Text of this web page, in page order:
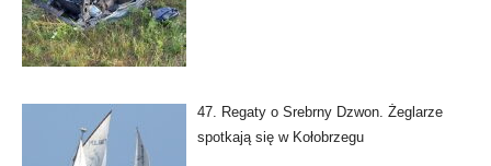
47. Regaty o Srebrny Dzwon. Żeglarze
spotkają się w Kołobrzegu